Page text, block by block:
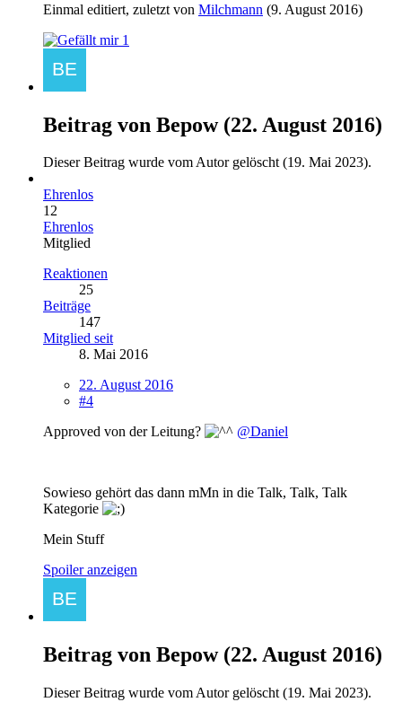
Einmal editiert, zuletzt von Milchmann (9. August 2016)
1
Beitrag von Bepow(22. August 2016)
Dieser Beitrag wurde vom Autor gelöscht (19. Mai 2023).
Ehrenlos
12
Ehrenlos
Mitglied
Reaktionen
25
Beiträge
147
Mitglied seit
8. Mai 2016
22. August 2016
#4
Approved von der Leitung?
@Daniel
Sowieso gehört das dann mMn in die Talk, Talk, Talk
Kategorie
Mein Stuff
Spoiler anzeigen
Beitrag von Bepow(22. August 2016)
Dieser Beitrag wurde vom Autor gelöscht (19. Mai 2023).